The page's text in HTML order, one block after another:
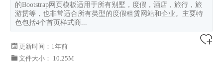
的Bootstrap网页模板适用于所有别墅，度假，酒店，旅行，旅
游赁等，也非常适合所有类型的度假租赁网站和企业。主要特
色包括4个首页样式商...
更新时间： 1年前
文件大小： 10.25M